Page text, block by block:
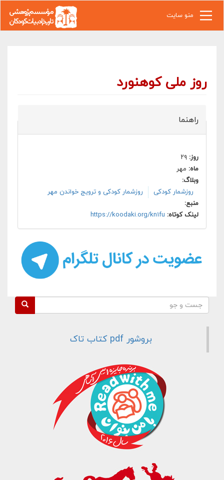
منو سایت
روز ملی کوهنورد
راهنما
روز: ۲۹
ماه: مهر
وبلاگ:
روزشمار کودکی
روزشمار کودکی و ترویج خواندن مهر
منبع:
لینک کوتاه: https://koodaki.org/kn1fu
فرم جستجو
بروشور pdf کتاب تاک